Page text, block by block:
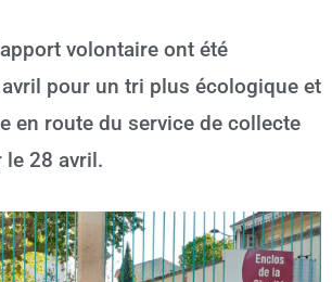
volontaire ont été
pour un tri plus écologique et
en route du service de collecte
le 28 avril.